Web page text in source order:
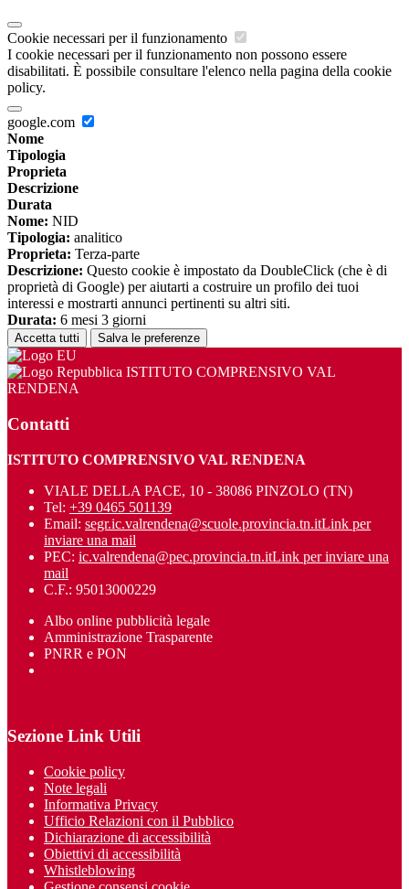
Cookie necessari per il funzionamento
I cookie necessari per il funzionamento non possono essere
disabilitati. È possibile consultare l'elenco nella pagina della cookie
policy.
google.com
Nome
Tipologia
Proprieta
Descrizione
Durata
Nome: NID
Tipologia: analitico
Proprieta: Terza-parte
Descrizione: Questo cookie è impostato da DoubleClick (che è di
proprietà di Google) per aiutarti a costruire un profilo dei tuoi
interessi e mostrarti annunci pertinenti su altri siti.
Durata: 6 mesi 3 giorni
Accetta tutti Salva le preferenze
ISTITUTO COMPRENSIVO VAL
RENDENA
Contatti
ISTITUTO COMPRENSIVO VAL RENDENA
VIALE DELLA PACE, 10 - 38086 PINZOLO (TN)
Tel: +39 0465 501139
Email: segr.ic.valrendena@scuole.provincia.tn.itLink per
inviare una mail
PEC: ic.valrendena@pec.provincia.tn.itLink per inviare una
mail
C.F.: 95013000229
Albo online pubblicità legale
Amministrazione Trasparente
PNRR e PON
Sezione Link Utili
Cookie policy
Note legali
Informativa Privacy
Ufficio Relazioni con il Pubblico
Dichiarazione di accessibilità
Obiettivi di accessibilità
Whistleblowing